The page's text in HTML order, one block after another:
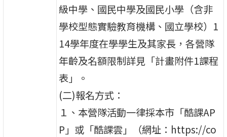
級中學、國民中學及國民小學（含非
學校型態實驗教育機構、國立學校）1
14學年度在學學生及其家長，各營隊
年齡及名額限制詳見「計畫附件1課程
表」。
(二)報名方式：
１、本營隊活動一律採本市「酷課AP
P」或「酷課雲」（網址：https://co